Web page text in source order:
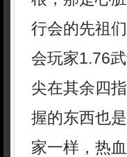
行会的先祖
会玩家1.76
尖在其余四
握的东西也
家一样，热